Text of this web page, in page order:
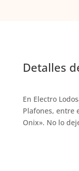
Detalles
En Electro
Plafones, entre
Onix». No lo